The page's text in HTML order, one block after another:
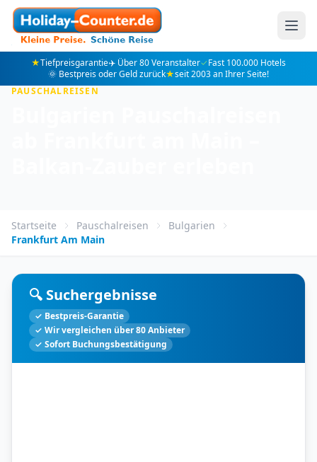
★Tiefpreisgarantie✈️ Über 80 Veranstalter✓Fast 100.000 Hotels
🌞 Bestpreis oder Geld zurück★seit 2003 an Ihrer Seite!
PAUSCHALREISEN
Startseite Pauschalreisen
Bulgarien
Frankfurt Am Main
🔍 Suchergebnisse
✓ Bestpreis-Garantie
✓ Wir vergleichen über 80 Anbieter
✓ Sofort Buchungsbestätigung